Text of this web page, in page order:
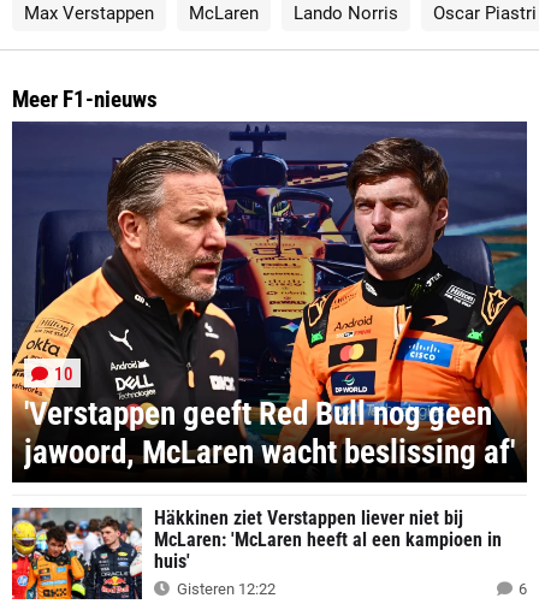
Max Verstappen McLaren Lando Norris Oscar Piastri
Meer F1-nieuws
'Verstappen geeft Red Bull nog geen
jawoord, McLaren wacht beslissing af'
10
Häkkinen ziet Verstappen liever niet bij
McLaren: 'McLaren heeft al een kampioen in
huis'
Gisteren 12:22 6